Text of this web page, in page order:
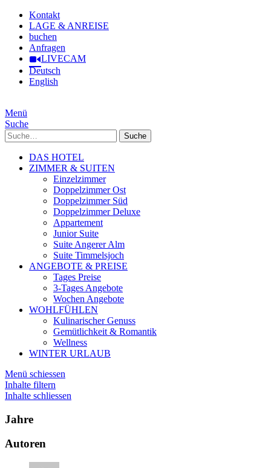
Kontakt
LAGE & ANREISE
buchen
Anfragen
LIVECAM
Deutsch
English
Menü
Suche
Suche
DAS HOTEL
ZIMMER & SUITEN
Einzelzimmer
Doppelzimmer Ost
Doppelzimmer Süd
Doppelzimmer Deluxe
Appartement
Junior Suite
Suite Angerer Alm
Suite Timmelsjoch
ANGEBOTE & PREISE
Tages Preise
3-Tages Angebote
Wochen Angebote
WOHLFÜHLEN
Kulinarischer Genuss
Gemütlichkeit & Romantik
Wellness
WINTER URLAUB
Menü schiessen
Inhalte filtern
Inhalte schliessen
Jahre
Autoren